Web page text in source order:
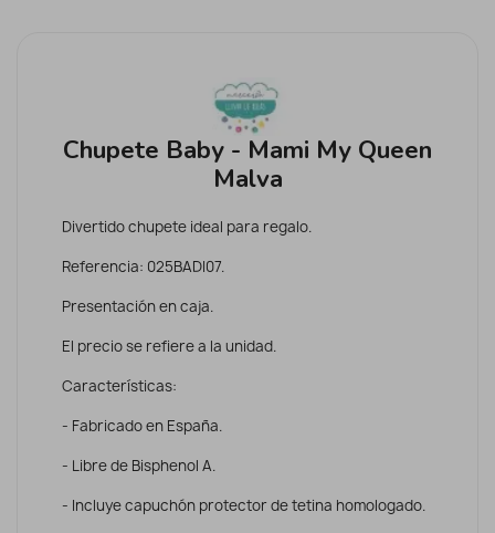
Chupete Baby - Mami My Queen
Malva
Divertido chupete ideal para regalo.
Referencia: 025BADI07.
Presentación en caja.
El precio se refiere a la unidad.
Características:
- Fabricado en España.
- Libre de Bisphenol A.
- Incluye capuchón protector de tetina homologado.